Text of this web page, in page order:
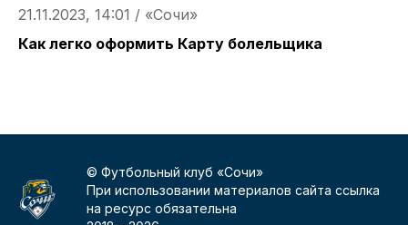
21.11.2023, 14:01 / «Сочи»
Как легко оформить Карту болельщика
© Футбольный клуб «Сочи»
При использовании материалов сайта ссылка
на ресурс обязательна